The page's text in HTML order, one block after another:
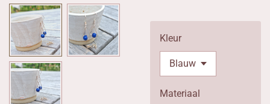
Kleur
Materiaal